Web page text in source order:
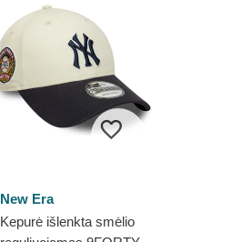
New Era
Kepurė išlenkta smėlio